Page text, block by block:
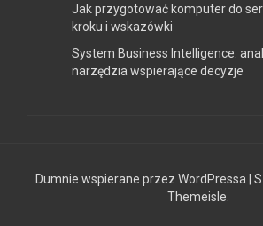
Jak przygotować komputer do
kroku i wskazówki
System Business Intelligence:
narzędzia wspierające decyzje
Dumnie wspierane przez WordPressa |
Themeisle.